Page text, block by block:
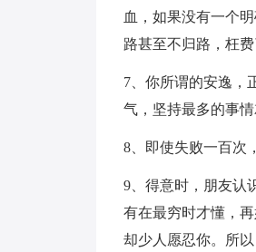
血，如果没有一个
路甚至不归路，枉
7、你所谓的安逸，
气，坚持最多的事
8、即使失败一百次
9、得意时，朋友认
有在最穷时才懂，
却少人愿忍你。所